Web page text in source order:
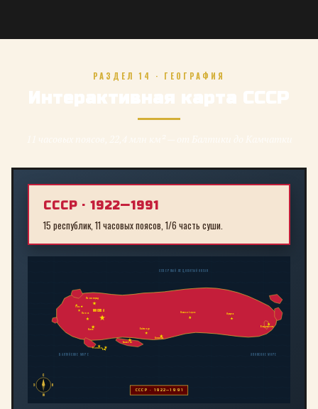
РАЗДЕЛ 14 · ГЕОГРАФИЯ
Интерактивная карта СССР
СССР · 1922—1991
15 республик, 11 часовых поясов, 1/6 часть суши.
МОСКВА
Ленинград
Киев
Минск
Ташкент
Алма-Ата
Байконур
Новосибирск Иркутск
Владивосток
ТбилисиБаку
Рига
С
Ю
З
В
СССР · 1922—1991
БАЛТИЙСКОЕ МОРЕ
СЕВЕРНЫЙ ЛЕДОВИТЫЙ ОКЕАН
ЯПОНСКОЕ МОРЕ